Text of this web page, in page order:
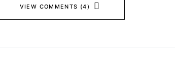
VIEW COMMENTS (4)